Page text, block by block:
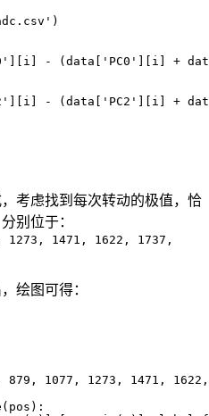
)
] [ i ] - (data [ 'PC0' ] [ i ] +
] [ i ] - (data [ 'PC2' ] [ i ] +
考虑找到每次转动的极值，恰
别位于：
1471, 1622, 1737,
绘图可得：
879 , 1077 , 1273 , 1471 , 1622 ,
( pos ) :